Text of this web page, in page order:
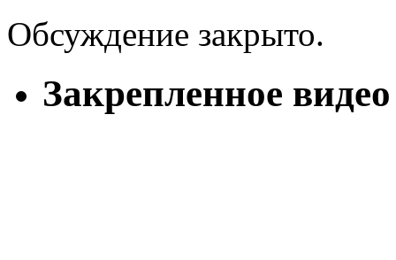
Обсуждение закрыто.
Закрепленное видео